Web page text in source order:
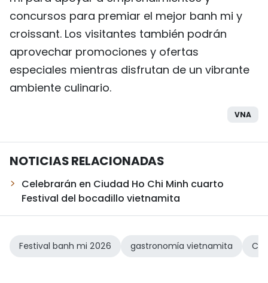
concursos para premiar el mejor banh mi y
croissant. Los visitantes también podrán
aprovechar promociones y ofertas
especiales mientras disfrutan de un vibrante
ambiente culinario.
VNA
NOTICIAS RELACIONADAS
Celebrarán en Ciudad Ho Chi Minh cuarto
Festival del bocadillo vietnamita
Festival banh mi 2026 gastronomía vietnamita